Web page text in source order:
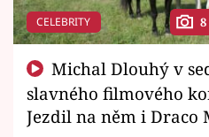
CELEBRITY
slavného filmového
Jezdil na něm i Draco